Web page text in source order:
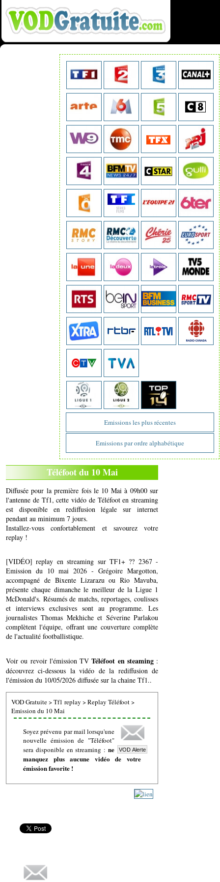
Emissions les plus récentes
Emissions par ordre alphabétique
Téléfoot du 10 Mai
Diffusée pour la première fois le 10 Mai à 09h00 sur
l'antenne de Tf1, cette vidéo de Téléfoot en streaming
est disponible en rediffusion légale sur internet
pendant au minimum 7 jours.
Installez-vous confortablement et savourez votre
replay !
[VIDÉO] replay en streaming sur TF1+ ?? 2367 -
Emission du 10 mai 2026 - Grégoire Margotton,
accompagné de Bixente Lizarazu ou Rio Mavuba,
présente chaque dimanche le meilleur de la Ligue 1
McDonald's. Résumés de matchs, reportages, coulisses
et interviews exclusives sont au programme. Les
journalistes Thomas Mekhiche et Séverine Parlakou
complètent l'équipe, offrant une couverture complète
de l'actualité footballistique.
Voir ou revoir l'émission TVTéléfoot en steaming:
découvrez ci-dessous la vidéo de la rediffusion de
l'émission du 10/05/2026 diffusée sur la chaine Tf1..
VOD Gratuite>Tf1 replay >Replay Téléfoot>
Emission du 10 Mai
Soyez prévenu par mail lorsqu'une
nouvelle émission de "Téléfoot"
sera disponible en streaming : ne
manquez plus aucune vidéo de votre
émission favorite !